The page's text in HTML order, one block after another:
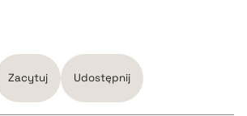
Zacytuj Udostępnij